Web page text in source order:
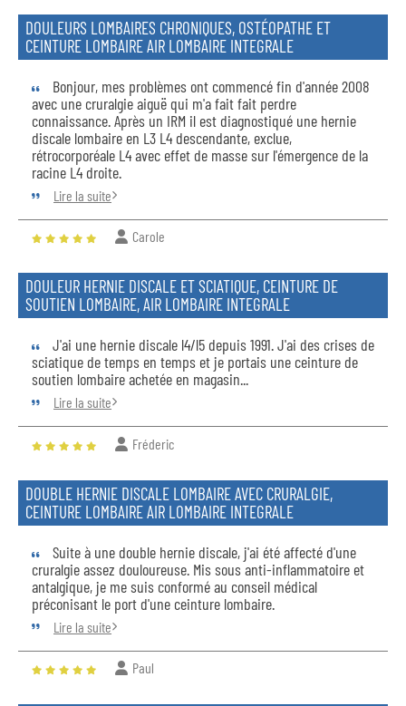
DOULEURS LOMBAIRES CHRONIQUES, OSTÉOPATHE ET
CEINTURE LOMBAIRE AIR LOMBAIRE INTEGRALE
Bonjour, mes problèmes ont commencé fin d'année 2008
avec une cruralgie aiguë qui m'a fait fait perdre
connaissance. Après un IRM il est diagnostiqué une hernie
discale lombaire en L3 L4 descendante, exclue,
rétrocorporéale L4 avec effet de masse sur l'émergence de la
racine L4 droite.
Lire la suite
Carole
DOULEUR HERNIE DISCALE ET SCIATIQUE, CEINTURE DE
SOUTIEN LOMBAIRE, AIR LOMBAIRE INTEGRALE
J'ai une hernie discale l4/l5 depuis 1991. J'ai des crises de
sciatique de temps en temps et je portais une ceinture de
soutien lombaire achetée en magasin...
Lire la suite
Fréderic
DOUBLE HERNIE DISCALE LOMBAIRE AVEC CRURALGIE,
CEINTURE LOMBAIRE AIR LOMBAIRE INTEGRALE
Suite à une double hernie discale, j'ai été affecté d'une
cruralgie assez douloureuse. Mis sous anti-inflammatoire et
antalgique, je me suis conformé au conseil médical
préconisant le port d'une ceinture lombaire.
Lire la suite
Paul